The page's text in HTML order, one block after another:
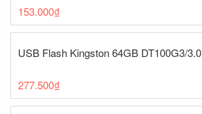
153.000₫
USB Flash Kingston 64GB DT100G3/3.0
277.500₫